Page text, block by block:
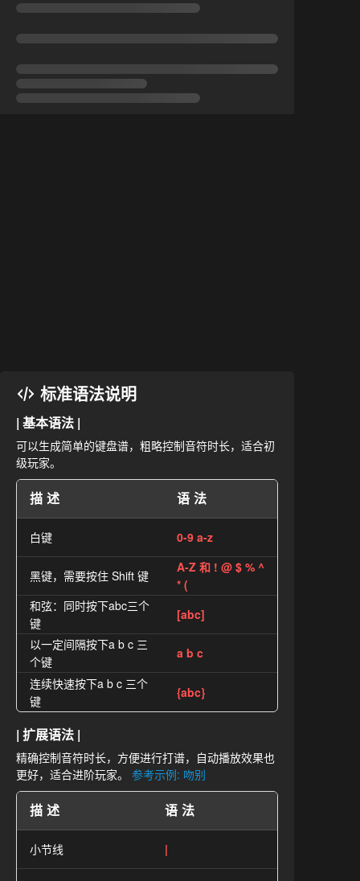
标准语法说明
| 基本语法 |
可以生成简单的键盘谱，粗略控制音符时长，适合初
级玩家。
描述 语法
白键 0-9 a-z
黑键，需要按住 Shift 键
A-Z 和 ! @ $ % ^
* (
和弦：同时按下abc三个
键
[abc]
以一定间隔按下a b c 三
个键
a b c
连续快速按下a b c 三个
键
{abc}
| 扩展语法 |
精确控制音符时长，方便进行打谱，自动播放效果也
更好，适合进阶玩家。参考示例: 吻别
描述 语法
小节线 |